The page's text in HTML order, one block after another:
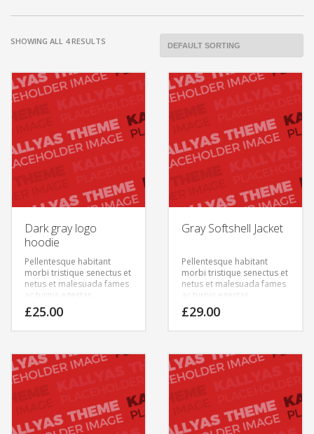
SHOWING ALL 4 RESULTS
Dark gray logo
hoodie
Pellentesque habitant
morbi tristique senectus et
netus et malesuada fames
ac turpis egestas.
Vestibulum tortor quam,
feugiat vitae, ultricies eget,
Aenean ultricies mi vitae
est. Mauris placerat
eleifend leo.
£25.00
Gray Softshell Jacket
Pellentesque habitant
morbi tristique senectus et
netus et malesuada fames
ac turpis egestas.
Vestibulum tortor quam,
feugiat vitae, ultricies eget,
Aenean ultricies mi vitae
est. Mauris placerat
eleifend leo.
£29.00